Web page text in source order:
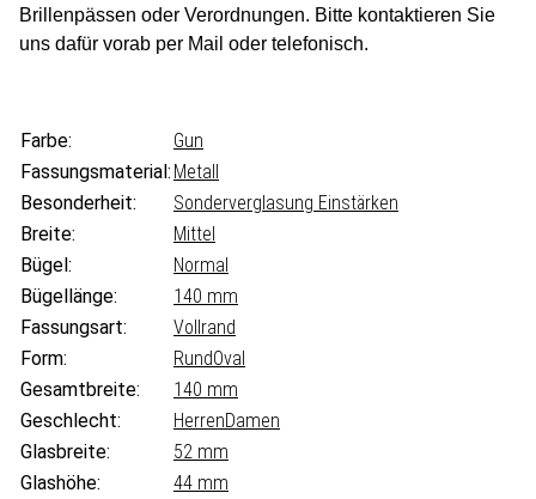
Brillenpässen oder Verordnungen. Bitte kontaktieren Sie
uns dafür vorab per Mail oder telefonisch.
Farbe:
Gun
Fassungsmaterial: Metall
Besonderheit:
Sonderverglasung Einstärken
Breite:
Mittel
Bügel:
Normal
Bügellänge:
140 mm
Fassungsart:
Vollrand
Form:
RundOval
Gesamtbreite:
140 mm
Geschlecht:
HerrenDamen
Glasbreite:
52 mm
Glashöhe:
44 mm